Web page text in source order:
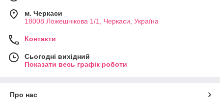
м. Черкаси
18008 Ложешнікова 1/1, Черкаси, Україна
Контакти
Сьогодні вихідний
Показати весь графік роботи
Про нас